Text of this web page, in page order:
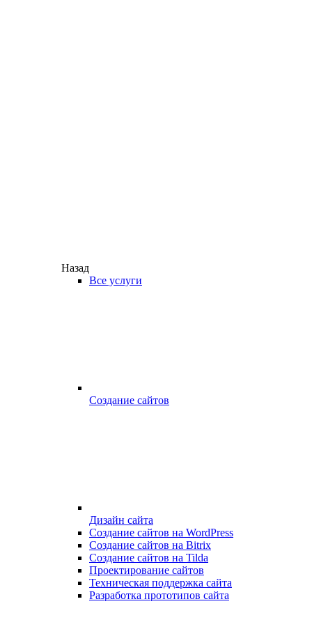
Назад
Все услуги
Создание сайтов
Дизайн сайта
Создание сайтов на WordPress
Создание сайтов на Bitrix
Создание сайтов на Tilda
Проектирование сайтов
Техническая поддержка сайта
Разработка прототипов сайта